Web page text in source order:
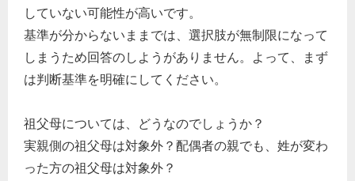
していない可能性が高いです。
基準が分からないままでは、選択肢が無制限になって
しまうため回答のしようがありません。よって、まず
は判断基準を明確にしてください。
祖父母については、どうなのでしょうか？
実親側の祖父母は対象外？配偶者の親でも、姓が変わ
った方の祖父母は対象外？